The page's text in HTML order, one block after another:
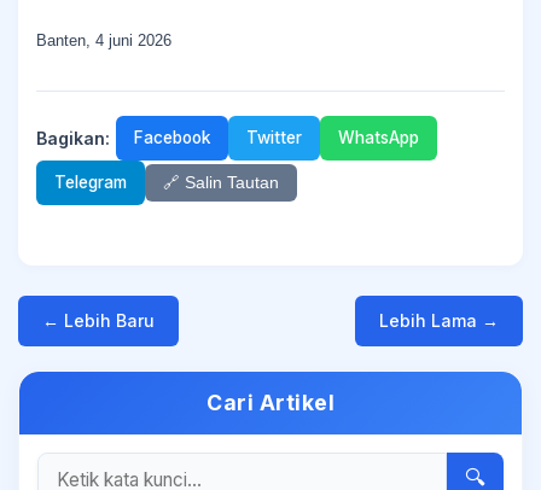
Banten, 4 juni 2026
Bagikan: Facebook Twitter WhatsApp
Telegram 🔗 Salin Tautan
← Lebih Baru Lebih Lama →
Cari Artikel
🔍